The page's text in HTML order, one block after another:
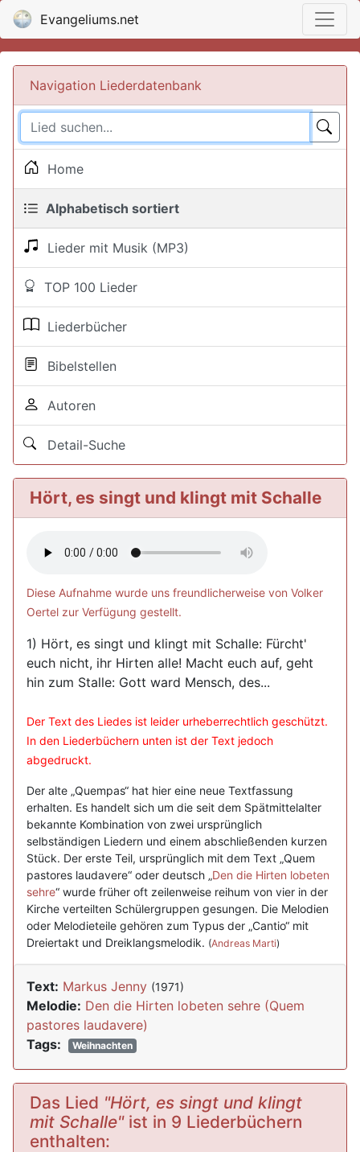
Evangeliums.net
Navigation Liederdatenbank
Home
Alphabetisch sortiert
Lieder mit Musik (MP3)
TOP 100 Lieder
Liederbücher
Bibelstellen
Autoren
Detail-Suche
Hört, es singt und klingt mit Schalle
Diese Aufnahme wurde uns freundlicherweise von Volker
Oertel zur Verfügung gestellt.
1) Hört, es singt und klingt mit Schalle: Fürcht'
euch nicht, ihr Hirten alle! Macht euch auf, geht
hin zum Stalle: Gott ward Mensch, des...
Der Text des Liedes ist leider urheberrechtlich geschützt.
In den Liederbüchern unten ist der Text jedoch
abgedruckt.
Der alte „Quempas“ hat hier eine neue Textfassung
erhalten. Es handelt sich um die seit dem Spätmittelalter
bekannte Kombination von zwei ursprünglich
selbständigen Liedern und einem abschließenden kurzen
Stück. Der erste Teil, ursprünglich mit dem Text „Quem
pastores laudavere“ oder deutsch „Den die Hirten lobeten
sehre“ wurde früher oft zeilenweise reihum von vier in der
Kirche verteilten Schülergruppen gesungen. Die Melodien
oder Melodieteile gehören zum Typus der „Cantio“ mit
Dreiertakt und Dreiklangsmelodik. (Andreas Marti)
Text: Markus Jenny (1971)
Melodie: Den die Hirten lobeten sehre (Quem
pastores laudavere)
Tags:
Weihnachten
Das Lied "Hört, es singt und klingt
mit Schalle"ist in 9 Liederbüchern
enthalten: